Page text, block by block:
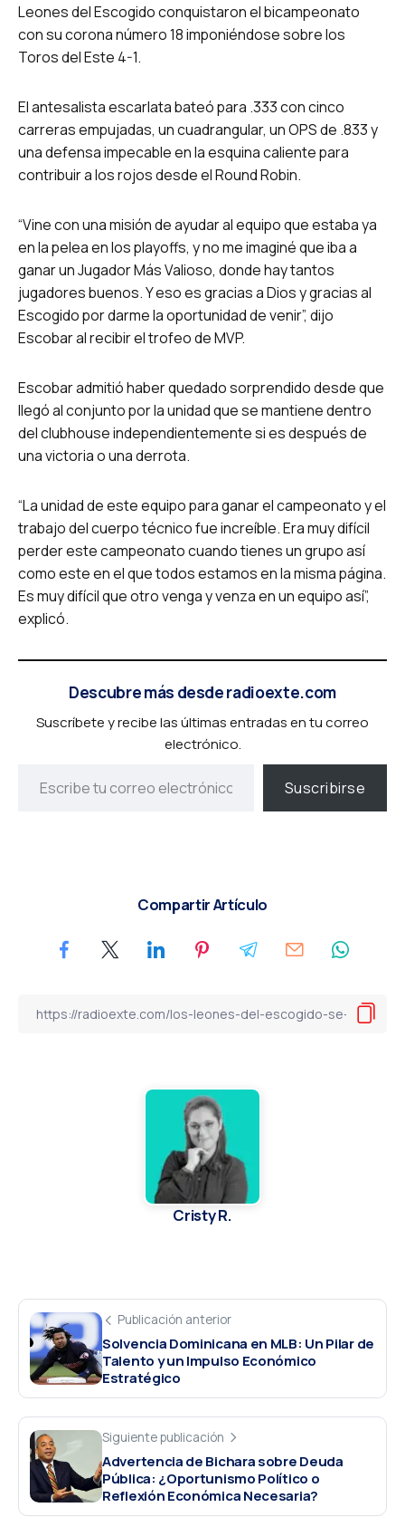
Leones del Escogido conquistaron el bicampeonato
con su corona número 18 imponiéndose sobre los
Toros del Este 4-1.
El antesalista escarlata bateó para .333 con cinco
carreras empujadas, un cuadrangular, un OPS de .833 y
una defensa impecable en la esquina caliente para
contribuir a los rojos desde el Round Robin.
“Vine con una misión de ayudar al equipo que estaba ya
en la pelea en los playoffs, y no me imaginé que iba a
ganar un Jugador Más Valioso, donde hay tantos
jugadores buenos. Y eso es gracias a Dios y gracias al
Escogido por darme la oportunidad de venir”, dijo
Escobar al recibir el trofeo de MVP.
Escobar admitió haber quedado sorprendido desde que
llegó al conjunto por la unidad que se mantiene dentro
del clubhouse independientemente si es después de
una victoria o una derrota.
“La unidad de este equipo para ganar el campeonato y el
trabajo del cuerpo técnico fue increíble. Era muy difícil
perder este campeonato cuando tienes un grupo así
como este en el que todos estamos en la misma página.
Es muy difícil que otro venga y venza en un equipo así”,
explicó.
Descubre más desde radioexte.com
Suscríbete y recibe las últimas entradas en tu correo
electrónico.
Suscribirse
Compartir Artículo
Cristy R.
Publicación anterior
Solvencia Dominicana en MLB: Un Pilar de
Talento y un Impulso Económico
Estratégico
Siguiente publicación
Advertencia de Bichara sobre Deuda
Pública: ¿Oportunismo Político o
Reflexión Económica Necesaria?